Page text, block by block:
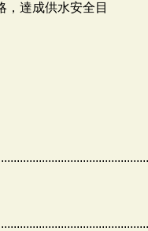
，達成供水安全目